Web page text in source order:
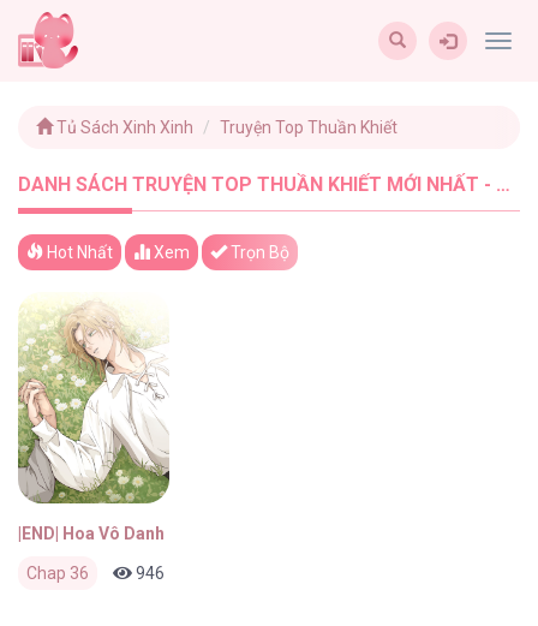
Tủ Sách Xinh Xinh Truyện Top Thuần Khiết
DANH SÁCH TRUYỆN TOP THUẦN KHIẾT MỚI NHẤT - TUSACHXINHXINH (1)
Hot Nhất Xem Trọn Bộ
|END| Hoa Vô Danh
Chap 36 946